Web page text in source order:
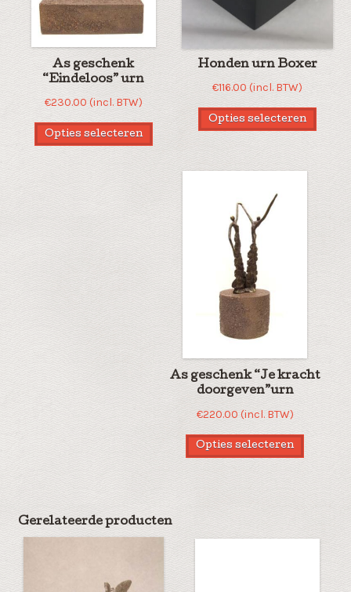
As geschenk
“Eindeloos” urn
€230.00 (incl. BTW)
Opties selecteren
Honden urn Boxer
€116.00 (incl. BTW)
Opties selecteren
As geschenk “Je kracht
doorgeven”urn
€220.00 (incl. BTW)
Opties selecteren
Gerelateerde producten